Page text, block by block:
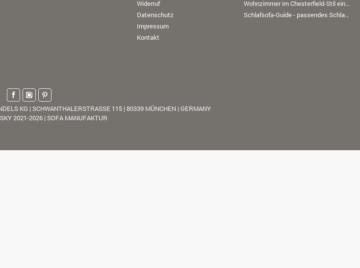
Widerruf
Datenschutz
Impressum
Kontakt
Wohnzimmer im Chesterfield-Stil einrichten
Schlafsofa-Guide - passendes Schlafsofa finden
KG | SCHWANTHALERSTRASSE 115 | 80339 MÜNCHEN | GERMANY
2021-2026 | SOFA MANUFAKTUR